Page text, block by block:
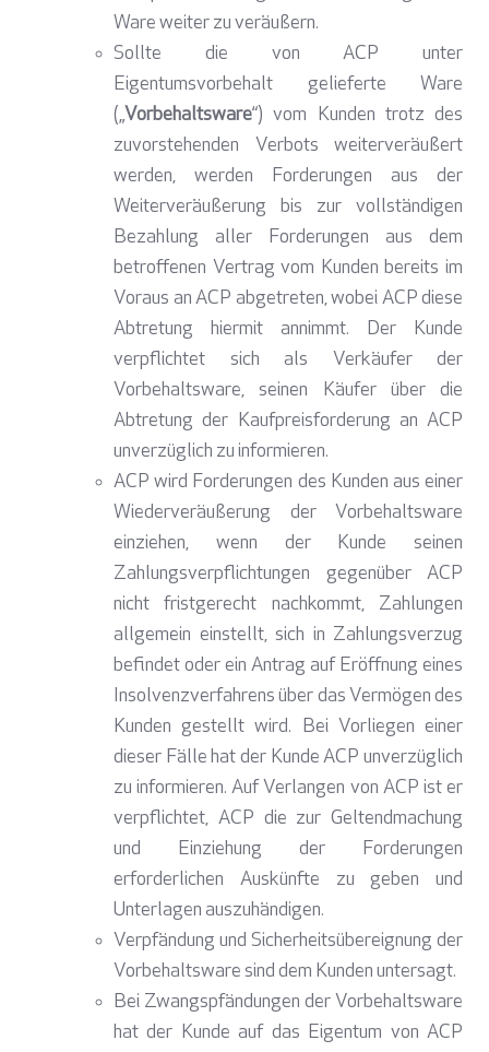
Ware weiter zu veräußern.
Sollte die von ACP unter
Eigentumsvorbehalt gelieferte Ware
(„Vorbehaltsware“) vom Kunden trotz des
zuvorstehenden Verbots weiterveräußert
werden, werden Forderungen aus der
Weiterveräußerung bis zur vollständigen
Bezahlung aller Forderungen aus dem
betroffenen Vertrag vom Kunden bereits im
Voraus an ACP abgetreten, wobei ACP diese
Abtretung hiermit annimmt. Der Kunde
verpflichtet sich als Verkäufer der
Vorbehaltsware, seinen Käufer über die
Abtretung der Kaufpreisforderung an ACP
unverzüglich zu informieren.
ACP wird Forderungen des Kunden aus einer
Wiederveräußerung der Vorbehaltsware
einziehen, wenn der Kunde seinen
Zahlungsverpflichtungen gegenüber ACP
nicht fristgerecht nachkommt, Zahlungen
allgemein einstellt, sich in Zahlungsverzug
befindet oder ein Antrag auf Eröffnung eines
Insolvenzverfahrens über das Vermögen des
Kunden gestellt wird. Bei Vorliegen einer
dieser Fälle hat der Kunde ACP unverzüglich
zu informieren. Auf Verlangen von ACP ist er
verpflichtet, ACP die zur Geltendmachung
und Einziehung der Forderungen
erforderlichen Auskünfte zu geben und
Unterlagen auszuhändigen.
Verpfändung und Sicherheitsübereignung der
Vorbehaltsware sind dem Kunden untersagt.
Bei Zwangspfändungen der Vorbehaltsware
hat der Kunde auf das Eigentum von ACP